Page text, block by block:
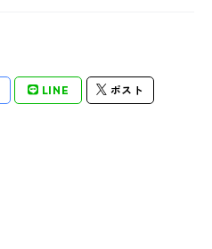
LINE ポスト